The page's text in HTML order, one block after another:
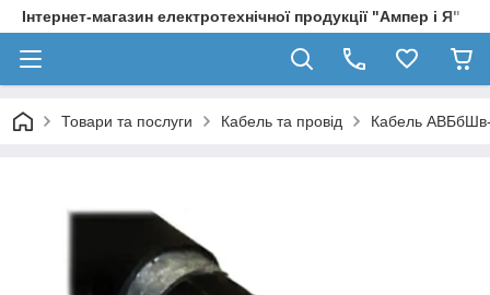
Інтернет-магазин електротехнічної продукції "Ампер і Я"
Товари та послуги Кабель та провід Кабель